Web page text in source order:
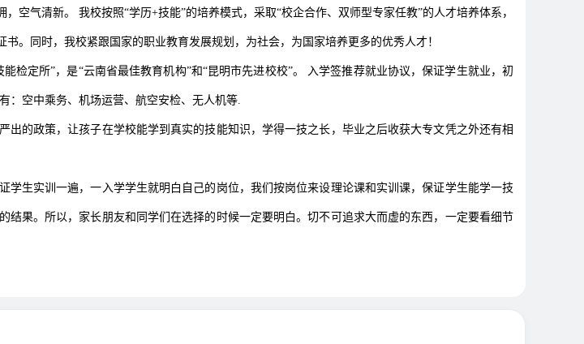
空气清新。 我校按照“学历+技能”的培养模式，采取“校企合作、双师型专家任教”的人才培养体系，
。同时，我校紧跟国家的职业教育发展规划，为社会，为国家培养更多的优秀人才！
定所”，是“云南省最佳教育机构”和“昆明市先进校校”。 入学签推荐就业协议，保证学生就业，初
：空中乘务、机场运营、航空安检、无人机等.
政策，让孩子在学校能学到真实的技能知识，学得一技之长，毕业之后收获大专文凭之外还有相
生实训一遍，一入学学生就明白自己的岗位，我们按岗位来设理论课和实训课，保证学生能学一技
果。所以，家长朋友和同学们在选择的时候一定要明白。切不可追求大而虚的东西，一定要看细节